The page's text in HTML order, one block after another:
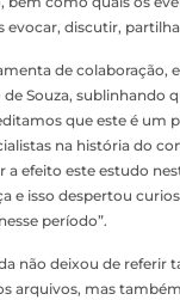
discutir,
de
de Souza,
que este é um
na história do
a efeito este estudo
e isso despertou
período”.
não deixou de referir
arquivos, mas